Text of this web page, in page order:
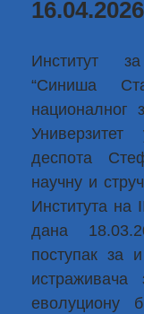
Институт
“Синиша
националног
деспота
научну и
Института на
дана
поступак
еволуциону